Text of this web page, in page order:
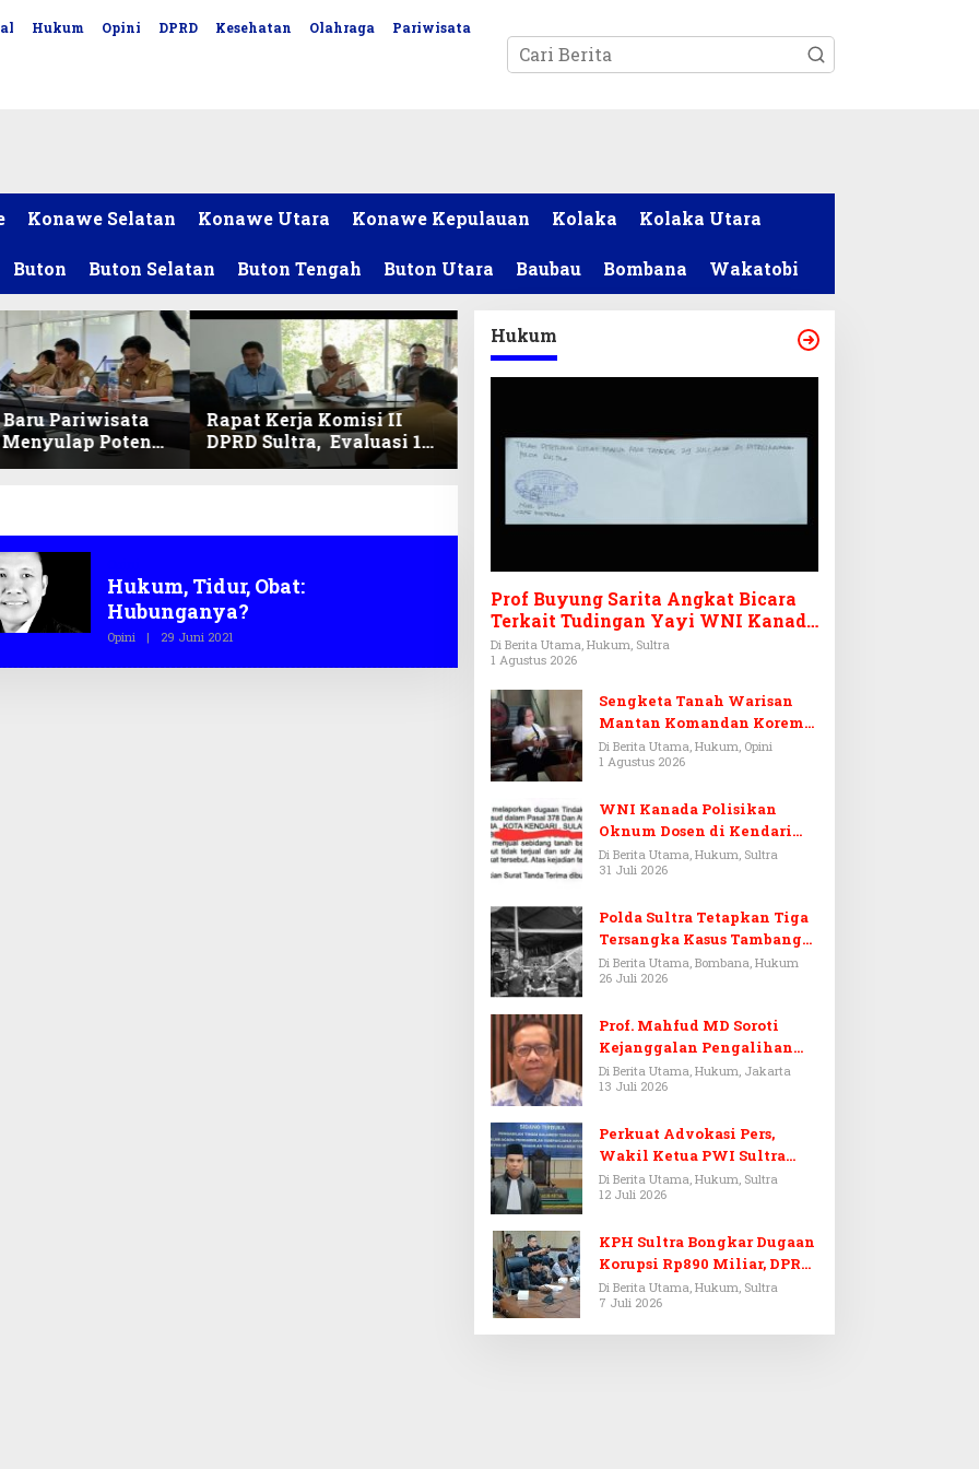
Hukum Opini DPRD Kesehatan Olahraga Pariwisata
Konawe Selatan Konawe Utara Konawe Kepulauan Kolaka Kolaka Utara
Buton Buton Selatan Buton Tengah Buton Utara Baubau Bombana Wakatobi
Pariwisata
Potensi
Sentuhan
Rapat Kerja Komisi II
DPRD Sultra, Evaluasi 13
OPD
Hukum, Tidur, Obat:
Hubunganya?
Opini | 29 Juni 2021
E
Hukum
Prof Buyung Sarita Angkat Bicara
Terkait Tudingan Yayi WNI Kanada
Ditagih Utang Rp3,6 Miliar
Di Berita Utama, Hukum, Sultra
1 Agustus 2026
Sengketa Tanah Warisan
Mantan Komandan Korem
143/HO, Ketika Warisan
Menjadi Arena Pemerasan
Di Berita Utama, Hukum, Opini
1 Agustus 2026
WNI Kanada Polisikan
Oknum Dosen di Kendari
Terkait Aset Puluhan Miliar
Di Berita Utama, Hukum, Sultra
31 Juli 2026
Polda Sultra Tetapkan Tiga
Tersangka Kasus Tambang
Emas Ilegal di Bombana
Di Berita Utama, Bombana, Hukum
26 Juli 2026
Prof. Mahfud MD Soroti
Kejanggalan Pengalihan
Penyelidikan Tersangka
Febrie Adriansyah
Di Berita Utama, Hukum, Jakarta
13 Juli 2026
Perkuat Advokasi Pers,
Wakil Ketua PWI Sultra
Resmi Dilantik Menjadi
Advokat PERADI
Di Berita Utama, Hukum, Sultra
12 Juli 2026
KPH Sultra Bongkar Dugaan
Korupsi Rp890 Miliar, DPRD
Sultra Gelar RDP
Di Berita Utama, Hukum, Sultra
7 Juli 2026